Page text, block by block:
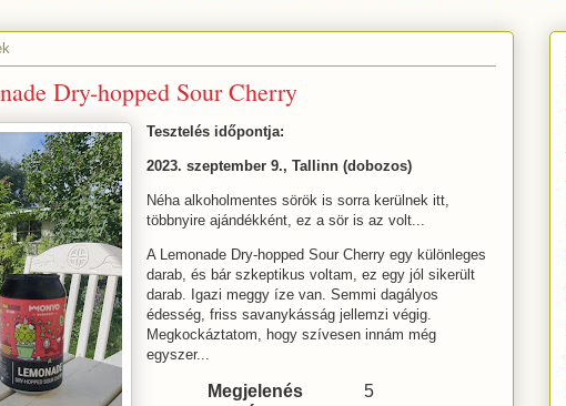
Dry-hopped Sour Cherry
Tesztelés időpontja:
2023. szeptember 9., Tallinn (dobozos)
Néha alkoholmentes sörök is sorra kerülnek itt,
többnyire ajándékként, ez a sör is az volt...
A Lemonade Dry-hopped Sour Cherry egy különleges
darab, és bár szkeptikus voltam, ez egy jól sikerült
darab. Igazi meggy íze van. Semmi dagályos
édesség, friss savanykásság jellemzi végig.
Megkockáztatom, hogy szívesen innám még
egyszer...
Megjelenés
5